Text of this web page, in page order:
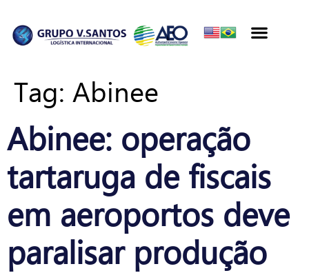
Tag: Abinee
Abinee: operação
tartaruga de fiscais
em aeroportos deve
paralisar produção